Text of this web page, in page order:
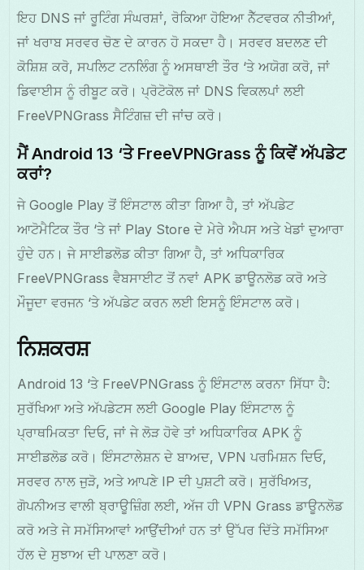
ਇਹ DNS ਜਾਂ ਰੂਟਿੰਗ ਸੰਘਰਸ਼ਾਂ, ਰੋਕਿਆ ਹੋਇਆ ਨੈੱਟਵਰਕ ਨੀਤੀਆਂ,
ਜਾਂ ਖਰਾਬ ਸਰਵਰ ਚੋਣ ਦੇ ਕਾਰਨ ਹੋ ਸਕਦਾ ਹੈ। ਸਰਵਰ ਬਦਲਣ ਦੀ
ਕੋਸ਼ਿਸ਼ ਕਰੋ, ਸਪਲਿਟ ਟਨਲਿੰਗ ਨੂੰ ਅਸਥਾਈ ਤੌਰ ‘ਤੇ ਅਯੋਗ ਕਰੋ, ਜਾਂ
ਡਿਵਾਈਸ ਨੂੰ ਰੀਬੂਟ ਕਰੋ। ਪ੍ਰੋਟੋਕੋਲ ਜਾਂ DNS ਵਿਕਲਪਾਂ ਲਈ
FreeVPNGrass ਸੈਟਿੰਗਜ਼ ਦੀ ਜਾਂਚ ਕਰੋ।
ਮੈਂ Android 13 ‘ਤੇ FreeVPNGrass ਨੂੰ ਕਿਵੇਂ ਅੱਪਡੇਟ
ਕਰਾਂ?
ਜੇ Google Play ਤੋਂ ਇੰਸਟਾਲ ਕੀਤਾ ਗਿਆ ਹੈ, ਤਾਂ ਅੱਪਡੇਟ
ਆਟੋਮੈਟਿਕ ਤੌਰ ‘ਤੇ ਜਾਂ Play Store ਦੇ ਮੇਰੇ ਐਪਸ ਅਤੇ ਖੇਡਾਂ ਦੁਆਰਾ
ਹੁੰਦੇ ਹਨ। ਜੇ ਸਾਈਡਲੋਡ ਕੀਤਾ ਗਿਆ ਹੈ, ਤਾਂ ਅਧਿਕਾਰਿਕ
FreeVPNGrass ਵੈਬਸਾਈਟ ਤੋਂ ਨਵਾਂ APK ਡਾਊਨਲੋਡ ਕਰੋ ਅਤੇ
ਮੌਜੂਦਾ ਵਰਜਨ ‘ਤੇ ਅੱਪਡੇਟ ਕਰਨ ਲਈ ਇਸਨੂੰ ਇੰਸਟਾਲ ਕਰੋ।
ਨਿਸ਼ਕਰਸ਼
Android 13 ‘ਤੇ FreeVPNGrass ਨੂੰ ਇੰਸਟਾਲ ਕਰਨਾ ਸਿੱਧਾ ਹੈ:
ਸੁਰੱਖਿਆ ਅਤੇ ਅੱਪਡੇਟਸ ਲਈ Google Play ਇੰਸਟਾਲ ਨੂੰ
ਪ੍ਰਾਥਮਿਕਤਾ ਦਿਓ, ਜਾਂ ਜੇ ਲੋੜ ਹੋਵੇ ਤਾਂ ਅਧਿਕਾਰਿਕ APK ਨੂੰ
ਸਾਈਡਲੋਡ ਕਰੋ। ਇੰਸਟਾਲੇਸ਼ਨ ਦੇ ਬਾਅਦ, VPN ਪਰਮਿਸ਼ਨ ਦਿਓ,
ਸਰਵਰ ਨਾਲ ਜੁੜੋ, ਅਤੇ ਆਪਣੇ IP ਦੀ ਪੁਸ਼ਟੀ ਕਰੋ। ਸੁਰੱਖਿਅਤ,
ਗੋਪਨੀਅਤ ਵਾਲੀ ਬ੍ਰਾਊਜ਼ਿੰਗ ਲਈ, ਅੱਜ ਹੀ VPN Grass ਡਾਊਨਲੋਡ
ਕਰੋ ਅਤੇ ਜੇ ਸਮੱਸਿਆਵਾਂ ਆਉਂਦੀਆਂ ਹਨ ਤਾਂ ਉੱਪਰ ਦਿੱਤੇ ਸਮੱਸਿਆ
ਹੱਲ ਦੇ ਸੁਝਾਅ ਦੀ ਪਾਲਣਾ ਕਰੋ।